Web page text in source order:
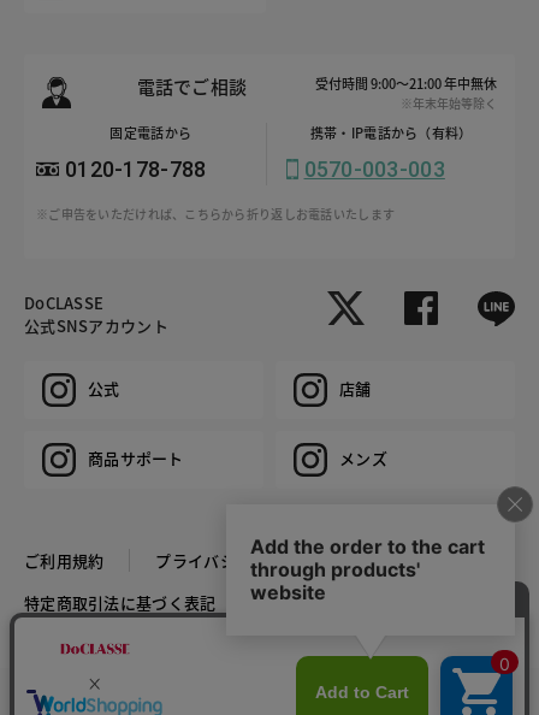
電話でご相談 受付時間 9:00～21:00 年中無休
※年末年始等除く
固定電話から
0120-178-788
携帯・IP電話から（有料）
0570-003-003
※ご申告をいただければ、こちらから折り返しお電話いたします
DoCLASSE
公式SNSアカウント
公式 店舗
商品サポート メンズ
ご利用規約
プライバシーポリシー
特定商取引法に基づく表記
推奨環境
COPYRIGHT © DoCLASSE ALL RIGHTS RESERVED.